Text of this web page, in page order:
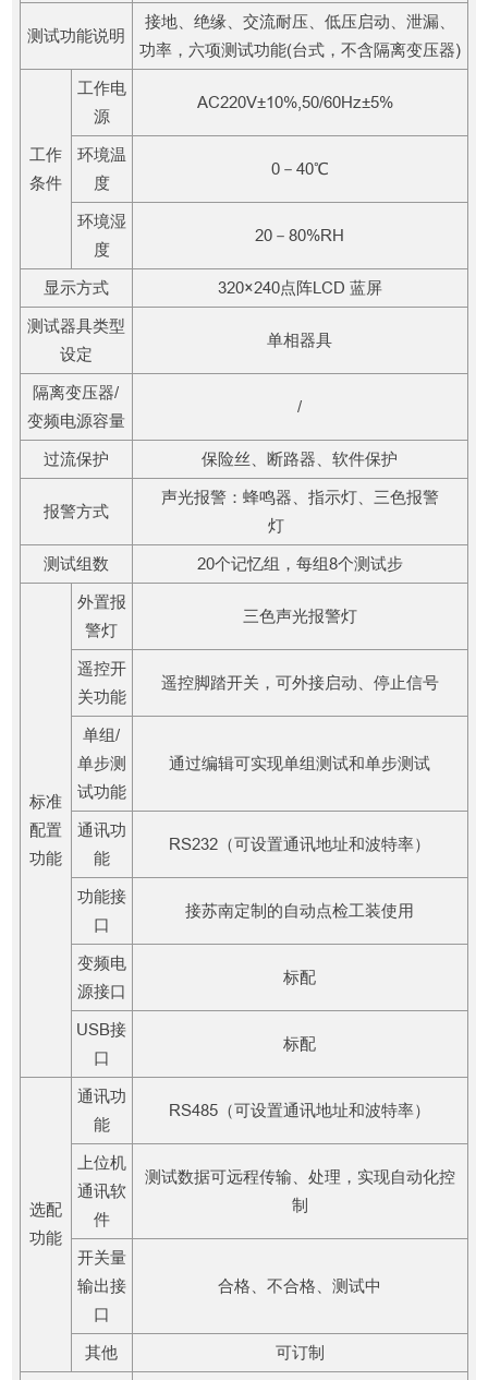
测试功能说明
接地、绝缘、交流耐压、低压启动、泄漏、
功率，六项测试功能(台式，不含隔离变压器)
工作
条件
工作电
源
AC220V±10%,50/60Hz±5%
环境温
度
0－40℃
环境湿
度
20－80%RH
显示方式 320×240点阵LCD 蓝屏
测试器具类型
设定
单相器具
隔离变压器/
变频电源容量
/
过流保护 保险丝、断路器、软件保护
报警方式
声光报警：蜂鸣器、指示灯、三色报警
灯
测试组数 20个记忆组，每组8个测试步
标准
配置
功能
外置报
警灯
三色声光报警灯
遥控开
关功能
遥控脚踏开关，可外接启动、停止信号
单组/
单步测
试功能
通过编辑可实现单组测试和单步测试
通讯功
能
RS232（可设置通讯地址和波特率）
功能接
口
接苏南定制的自动点检工装使用
变频电
源接口
标配
USB接
口
标配
选配
功能
通讯功
能
RS485（可设置通讯地址和波特率）
上位机
通讯软
件
测试数据可远程传输、处理，实现自动化控
制
开关量
输出接
口
合格、不合格、测试中
其他 可订制